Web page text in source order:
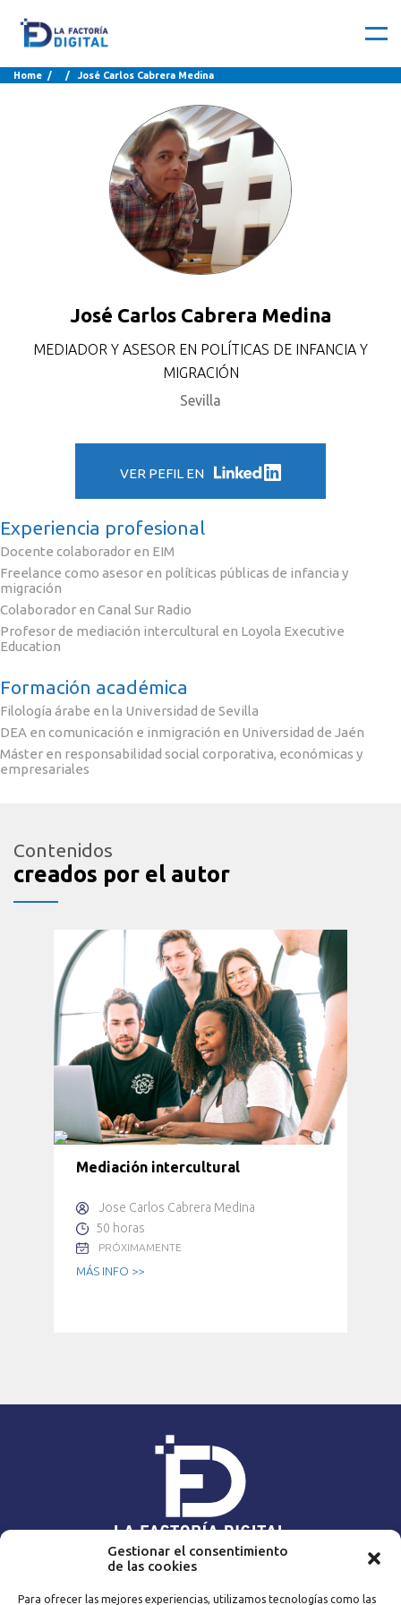
Gestionar el consentimiento
de las cookies
Para ofrecer las mejores experiencias, utilizamos tecnologías como las
Home / / José Carlos Cabrera Medina
José Carlos Cabrera Medina
MEDIADOR Y ASESOR EN POLÍTICAS DE INFANCIA Y
MIGRACIÓN
Sevilla
VER PEFIL EN
Experiencia profesional
Docente colaborador en EIM
Freelance como asesor en políticas públicas de infancia y
migración
Colaborador en Canal Sur Radio
Profesor de mediación intercultural en Loyola Executive
Education
Formación académica
Filología árabe en la Universidad de Sevilla
DEA en comunicación e inmigración en Universidad de Jaén
Máster en responsabilidad social corporativa, económicas y
empresariales
Contenidos
creados por el autor
Mediación intercultural
Jose Carlos Cabrera Medina
50 horas
PRÓXIMAMENTE
MÁS INFO >>